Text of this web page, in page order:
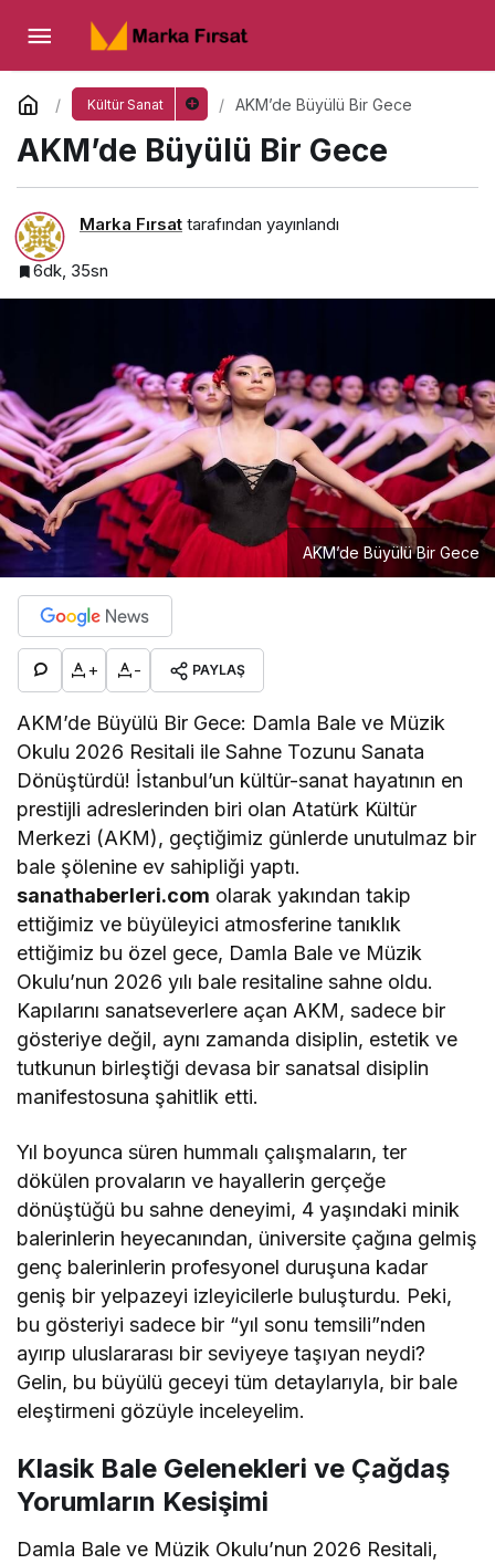
Kültür Sanat AKM’de Büyülü Bir Gece
AKM’de Büyülü Bir Gece
Marka Fırsat tarafından yayınlandı
6dk, 35sn
AKM’de Büyülü Bir Gece
+ - PAYLAŞ
AKM’de Büyülü Bir Gece: Damla Bale ve Müzik
Okulu 2026 Resitali ile Sahne Tozunu Sanata
Dönüştürdü! İstanbul’un kültür-sanat hayatının en
prestijli adreslerinden biri olan Atatürk Kültür
Merkezi (AKM), geçtiğimiz günlerde unutulmaz bir
bale şölenine ev sahipliği yaptı.
sanathaberleri.com olarak yakından takip
ettiğimiz ve büyüleyici atmosferine tanıklık
ettiğimiz bu özel gece, Damla Bale ve Müzik
Okulu’nun 2026 yılı bale resitaline sahne oldu.
Kapılarını sanatseverlere açan AKM, sadece bir
gösteriye değil, aynı zamanda disiplin, estetik ve
tutkunun birleştiği devasa bir sanatsal disiplin
manifestosuna şahitlik etti.
Yıl boyunca süren hummalı çalışmaların, ter
dökülen provaların ve hayallerin gerçeğe
dönüştüğü bu sahne deneyimi, 4 yaşındaki minik
balerinlerin heyecanından, üniversite çağına gelmiş
genç balerinlerin profesyonel duruşuna kadar
geniş bir yelpazeyi izleyicilerle buluşturdu. Peki,
bu gösteriyi sadece bir “yıl sonu temsili”nden
ayırıp uluslararası bir seviyeye taşıyan neydi?
Gelin, bu büyülü geceyi tüm detaylarıyla, bir bale
eleştirmeni gözüyle inceleyelim.
Klasik Bale Gelenekleri ve Çağdaş
Yorumların Kesişimi
Damla Bale ve Müzik Okulu’nun 2026 Resitali,
AKM’de Büyülü Bir Gece